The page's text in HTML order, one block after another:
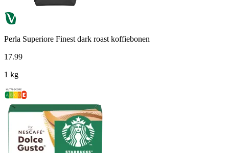
Perla Superiore Finest dark roast koffiebonen
17.99
1 kg